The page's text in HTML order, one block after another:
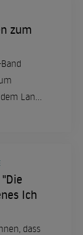
zum
Land
Ich
dass